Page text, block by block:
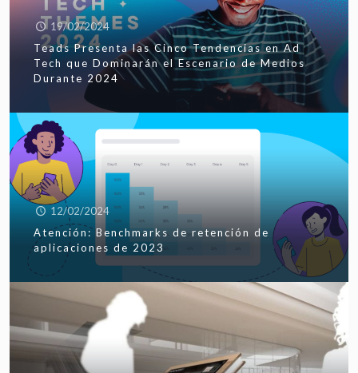
19/02/2024
Teads Presenta las Cinco Tendencias en Ad
Tech que Dominarán el Escenario de Medios
Durante 2024
12/02/2024
Atención: Benchmarks de retención de
aplicaciones de 2023